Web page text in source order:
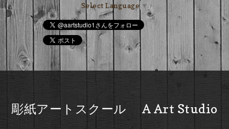
Select Language ▼
彫紙アートスクール A Art Studio